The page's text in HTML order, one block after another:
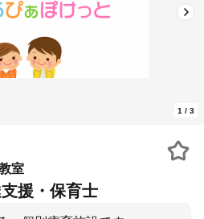
1 / 3
室
援・保育士